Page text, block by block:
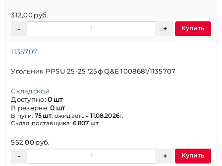
312,00 руб.
Купить
1135707
Угольник PPSU 25-25 '25ф Q&E 1008681/1135707
Складской
Доступно:0 шт
В резерве:0 шт
В пути: 75 шт, ожидается11.08.2026г.
Склад поставщика:6 807 шт
552,00 руб.
Купить